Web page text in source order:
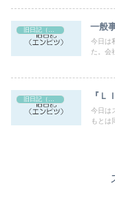
旧日記（エンピツ） 一般
今日は
た。会
旧日記（エンピツ） 『Ｌ
今日は
もとは